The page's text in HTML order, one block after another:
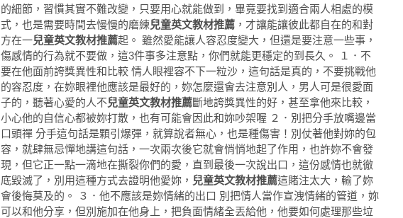
的細節，習慣其實不難改變，只要用心就能做到，畢竟要找到適合兩人相處的模
式，也是需要時間去慢慢的磨練兒童英文教材推薦 ，才讓能讓彼此都自在的和對
方在一兒童英文教材推薦起。 雖然愛能讓人容忍度變大，但還是要注意一些事，
傷感情的行為就不要做，這3件事多注意點，你們就能更穩定的到長久。 １．不
要在他面前誇獎異性和比較 情人眼裡容不下一粒沙，這句話是真的，不要挑戰他
的容忍度，在妳眼裡他應該是最好的，妳怎麼還會去注意別人，男人可是很愛面
子的，聽著心愛的人不兒童英文教材推薦斷地誇獎異性的好，甚至拿他來比較，
小心他的自信心都被妳打散，也有可能會因此和妳吵架喔 ２．別把分手放嘴邊當
口頭禪 分手這句話是顆引爆彈，就算說者無心，也是種傷害！別仗著他對妳的包
容，就肆無忌憚地講這句話，一次兩次後它就會悄悄地起了作用，也許妳不會發
現，但它正一點一滴地在撕裂你們的愛，直到最後一次說出口，這份感情也就徹
底毀滅了，別用這種方式去證明他愛妳， 兒童英文教材推薦這賭注太大，輸了妳
會後悔莫及的。 ３．他不應該是妳情緒的出口 別把情人當作宣洩情緒的管道，妳
可以和他分享，但別施加在他身上，把負面情緒全丟給他，他要如何處理那些垃